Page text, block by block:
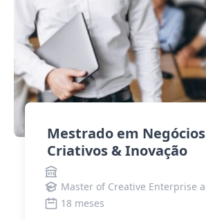
Mestrado em Negócios
Criativos & Inovação
18 meses